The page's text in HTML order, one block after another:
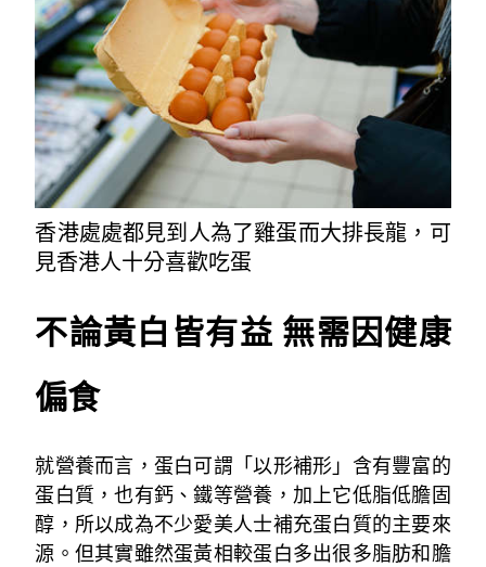
香港處處都見到人為了雞蛋而大排長龍，可
見香港人十分喜歡吃蛋
不論黃白皆有益 無需因健康
偏食
就營養而言，蛋白可謂「以形補形」含有豐富的
蛋白質，也有鈣、鐵等營養，加上它低脂低膽固
醇，所以成為不少愛美人士補充蛋白質的主要來
源。但其實雖然蛋黃相較蛋白多出很多脂肪和膽